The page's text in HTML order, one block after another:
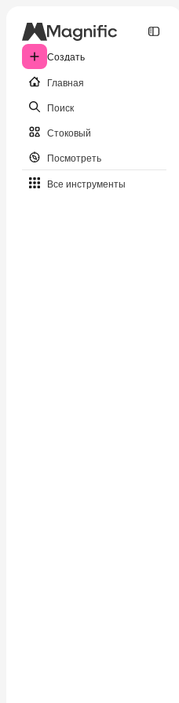
Создать
Главная
Поиск
Стоковый
Посмотреть
Все инструменты